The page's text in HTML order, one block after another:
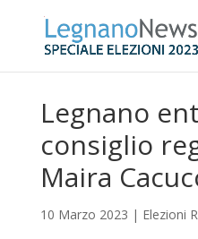
Legnano
consiglio
Maira
10 Marzo 2023 | Elezioni